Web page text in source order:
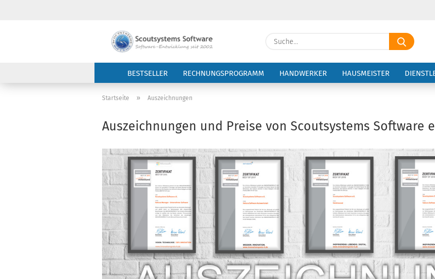
Suche...
BESTSELLER RECHNUNGSPROGRAMM HANDWERKER HAUSMEISTER
Startseite » Auszeichnungen
Auszeichnungen und Preise von Scoutsystems Software